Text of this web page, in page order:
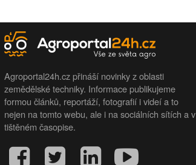
Agroportal24h.cz přináší novinky z oblasti
zemědělské techniky. Informace publikujeme
formou článků, reportáží, fotografií i videí a to
nejen na tomto webu, ale i na sociálních sítích a v
tištěném časopise.